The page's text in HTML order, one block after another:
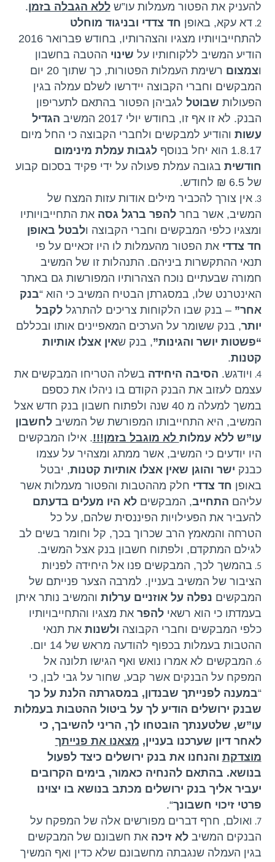
להעניק את הפטור מעמלות עו”שללא הגבלה בזמן.
דא עקא, באופן חד צדדי ובניגוד מוחלט
להתחייבויותיו מצגיו והצהרותיו, בחודש פברואר 2016
הודיע המשיב ללקוחותיו על שינוי ההטבה בחשבון
וצמצום
רשימת העמלות הפטורות, כך שתוך 20 יום
המבקשים וחברי הקבוצה יידרשו לשלם עמלה בגין
הפעולות שבוטל לגביהן הפטור בהתאם לתעריפון
הבנק. לא זו אף זו, בחודש יולי 2017 המשיב
הגדיל
עשות והודיע למבקשים ולחברי הקבוצה כי החל מיום
1.8.17 הוא יחל בנוסף
לגבות עמלת מינימום
חודשית בגובה עמלת פעולה על ידי פקיד בסכום קבוע
של 6.5 ₪ לחודש.
אין צורך להכביר מילים אודות עזות המצח של
המשיב, אשר בחרלהפר ברגל גסה את התחייבויותיו
ומצגיו כלפי המבקשים וחברי הקבוצה ולבטל באופן
חד צדדי את הפטור מהעמלות לו היו זכאיים על פי
תנאי ההתקשרות ביניהם. התנהלות זו של המשיב
חמורה שבעתיים נוכח הצהרותיו המפורשות גם באתר
האינטרנט שלו, במסגרתן הבטיח המשיב כי הוא “בנק
אחר” – בנק שבו הלקוחות צריכים להתרגללקבל
יותר, בנק ששומר על הערכים המאפיינים אותו ובכללם
“פשטות יושר והגינות”, בנק שאין אצלו אותיות
קטנות.
ויודגש. הסיבה היחידה בשלה הטריחו המבקשים את
עצמם לעזוב את הבנק הקודם בו ניהלו את כספם
במשך למעלה מ 40 שנה ולפתוח חשבון בנק חדש אצל
המשיב, היא התחייבותו המפורשת של המשיבלחשבון
עו”ש ללא עמלות לא מוגבל בזמן!!!. אילו המבקשים
היו יודעים כי המשיב, אשר ממתג ומצהיר על עצמו
כבנק ישר והוגן שאין אצלו אותיות קטנות, יבטל
באופן חד צדדי חלק מההטבות והפטור מעמלות אשר
עליהם התחייב, המבקשיםלא היו מעלים בדעתם
להעביר את הפעילויות הפיננסית שלהם, על כל
הטרחה והמאמץ הרב שכרוך בכך, קל וחומר בשים לב
לגילם המתקדם, ולפתוח חשבון בנק אצל המשיב.
בהמשך לכך, המבקשים פנו אל היחידה לפניות
הציבור של המשיב בעניין. למרבה הצער פנייתם של
המבקשים נפלה על אוזניים ערלות והמשיב נותר איתן
בעמדתו כי הוא רשאילהפר את מצגיו והתחייבויותיו
כלפי המבקשים וחברי הקבוצה ולשנות את תנאי
ההטבות בעמלות בכפוף להודעה מראש של 14 יום.
המבקשים לא אמרו נואש ואף הגישו תלונה אל
המפקח על הבנקים אשר קבע, שחור על גבי לבן, כי
“במענה לפנייתך שבנדון, במסגרתה הלנת על כך
שבנק ירושלים הודיע לך על ביטול ההטבות בעמלות
עו”ש, שלטענתך הובטחו לך, הריני להשיבך, כי
לאחר דיון שערכנו בעניין, מצאנו את פנייתך
מוצדקת והנחנו את בנק ירושלים כיצד לפעול
בנושא. בהתאם להנחיה כאמור, בימים הקרובים
יעביר אליך בנק ירושלים מכתב בנושא בו יצוינו
פרטי זיכוי חשבונך“.
ואולם, חרף דברים מפורשים אלה של המפקח על
הבנקים המשיבלא זיכה את חשבונם של המבקשים
בגין העמלה שנגבתה מחשבונם שלא כדין ואף המשיך